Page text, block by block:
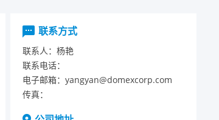
联系方式
联系人： 杨艳
联系电话：
电子邮箱： yangyan@domexcorp.com
传真：